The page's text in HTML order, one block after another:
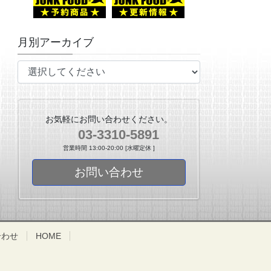
月別アーカイブ
お気軽にお問い合わせください。
03-3310-5891
営業時間 13:00-20:00 [水曜定休 ]
お問い合わせ
せ HOME